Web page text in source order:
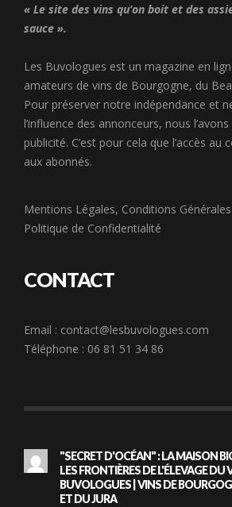
« Le site des vins qu’on boit et des
sauce ».
Les Buvologues est un magazine en
amateurs de vins de Bourgogne, du
Pour préserver notre indépendance et
l’influence des annonceurs, nous
publicité. C’est pour cela que l’accès au
aux abonnés.
Mentions Légales, Conditions
Politique de Confidentialité
CONTACT
Email : contact@lesbuvologues.com
Téléphone : 06 81 51 34 86
"SECRET D'OCÉAN" : LA MAISON
LES FRONTIÈRES DE L'ÉLEVAGE DU
BUVOLOGUES | VINS DE
ET DU JURA